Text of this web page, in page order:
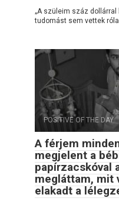
„A szüleim száz
tudomást sem vettek
POSITIVE OF THE DAY
A férjem
megjelent a
papírzacskóval
megláttam, mit
elakadt a